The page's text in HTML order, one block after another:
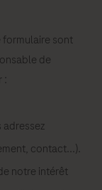
formulaire sont
de
:
contact...).
notre intérêt